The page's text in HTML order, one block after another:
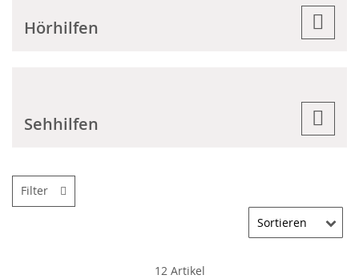
Hörhilfen
Sehhilfen
12Artikel
Filter